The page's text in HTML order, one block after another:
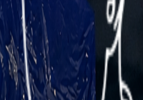
что позволило снизить